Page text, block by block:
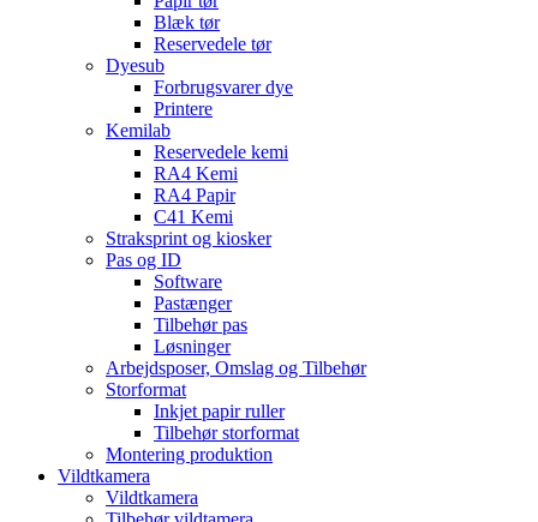
Blæk tør
Reservedele tør
Dyesub
Forbrugsvarer dye
Printere
Kemilab
Reservedele kemi
RA4 Kemi
RA4 Papir
C41 Kemi
Straksprint og kiosker
Pas og ID
Software
Pastænger
Tilbehør pas
Løsninger
Arbejdsposer, Omslag og Tilbehør
Storformat
Inkjet papir ruller
Tilbehør storformat
Montering produktion
Vildtkamera
Vildtkamera